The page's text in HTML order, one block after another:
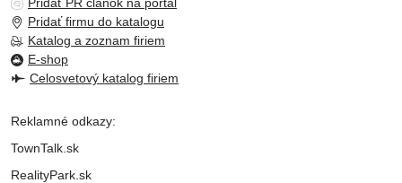
Pridať PR článok na portál
Pridať firmu do katalogu
Katalog a zoznam firiem
E-shop
Celosvetový katalog firiem
Reklamné odkazy:
TownTalk.sk
RealityPark.sk